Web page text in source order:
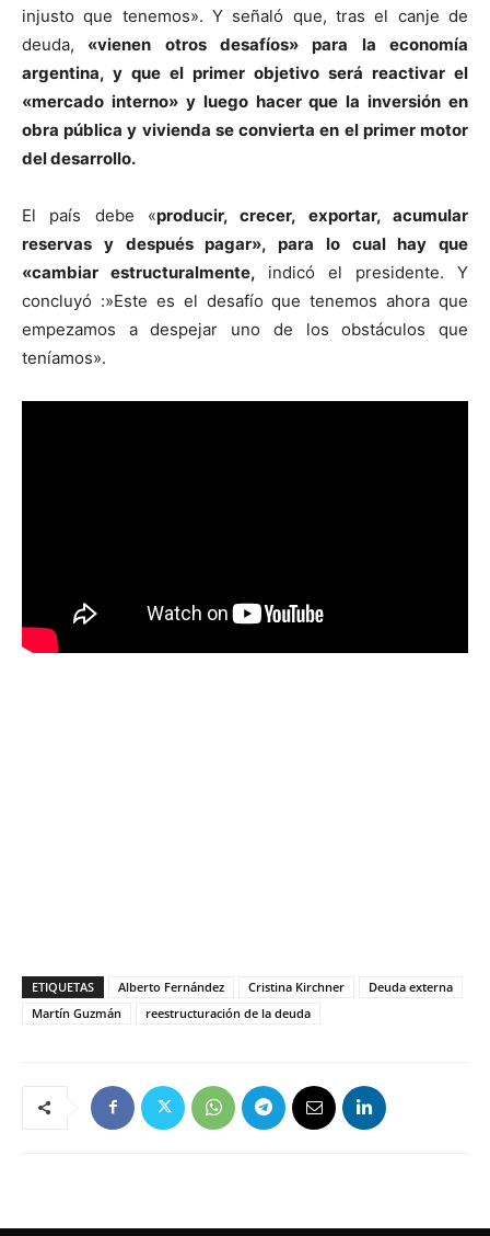
injusto que tenemos». Y señaló que, tras el canje de
deuda, «vienen otros desafíos» para la economía
argentina, y que el primer objetivo será reactivar el
«mercado interno» y luego hacer que la inversión en
obra pública y vivienda se convierta en el primer motor
del desarrollo.
El país debe «producir, crecer, exportar, acumular
reservas y después pagar», para lo cual hay que
«cambiar estructuralmente, indicó el presidente. Y
concluyó :»Este es el desafío que tenemos ahora que
empezamos a despejar uno de los obstáculos que
teníamos».
ETIQUETAS Alberto Fernández Cristina Kirchner
Deuda externa
Martín Guzmán
reestructuración de la deuda